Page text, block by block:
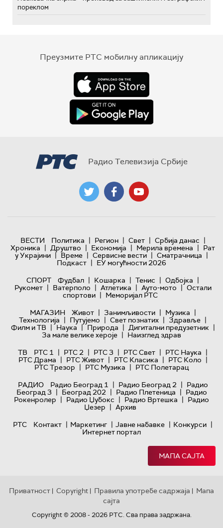
пореклом
Преузмите РТС мобилну апликацију
Радио Телевизија Србије
ВЕСТИ Политика | Регион | Свет | Србија данас |
Хроника | Друштво | Економија | Мерила времена | Рат
у Украјини | Време | Сервисне вести | Сматрачница |
Подкаст | ЕУ могућности 2026
СПОРТ
Фудбал | Кошарка | Тенис | Одбојка |
Рукомет | Ватерполо | Атлетика | Ауто-мото | Остали
спортови | Меморијал РТС
МАГАЗИН
Живот | Занимљивости | Музика |
Технологијa | Путујемо | Свет познатих | Здравље |
Филм и ТВ | Наука | Природа | Дигитални предузетник |
За мале велике хероје | Наизглед здрав
ТВ
РТС 1 | РТС 2 | РТС 3 | РТС Свет | РТС Наука |
РТС Драма | РТС Живот | РТС Класика | РТС Коло |
РТС Трезор | РТС Музика | РТС Полетарац
РАДИО
Радио Београд 1 | Радио Београд 2 | Радио
Београд 3 | Београд 202 | Радио Плетеница | Радио
Рокенролер | Радио Џубокс | Радио Вртешка | Радио
Џезер | Архив
РТС
Контакт | Маркетинг | Јавне набавке | Конкурси |
Интернет портал
МАПА САЈТА
Приватност | Copyright | Правила употребе садржаја | Мапа
сајта
Copyright © 2008 - 2026 РТС. Сва права задржана.